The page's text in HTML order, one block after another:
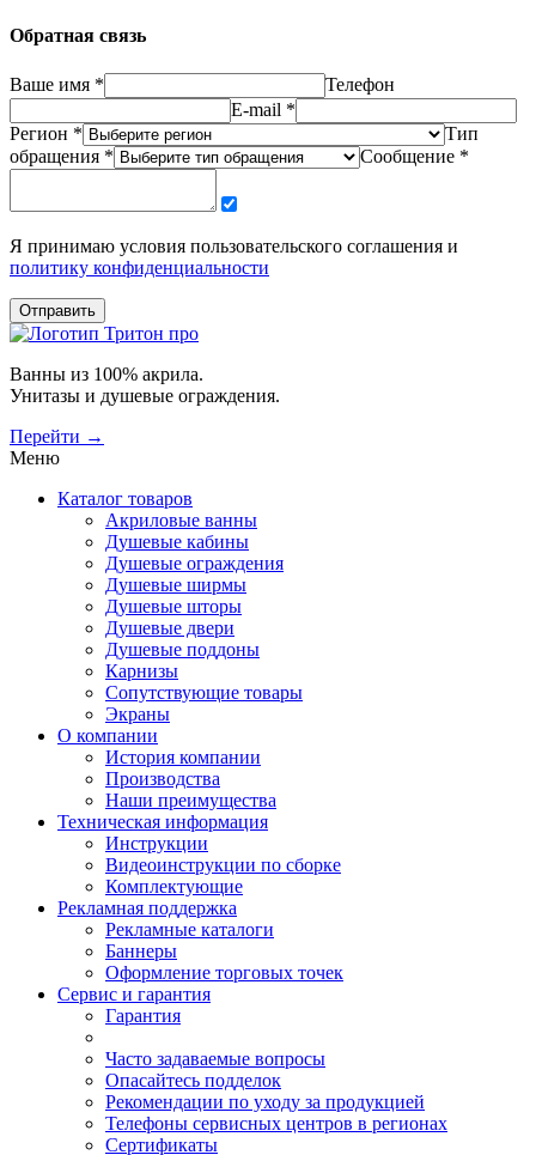
Обратная связь
Ваше имя *
Телефон
E-mail *
Регион *
Тип
обращения *
Сообщение *
Я принимаю условия пользовательского соглашения и
политику конфиденциальности
Отправить
Ванны из 100% акрила.
Унитазы и душевые ограждения.
Перейти →
Меню
Каталог товаров
Акриловые ванны
Душевые кабины
Душевые ограждения
Душевые ширмы
Душевые шторы
Душевые двери
Душевые поддоны
Карнизы
Сопутствующие товары
Экраны
О компании
История компании
Производства
Наши преимущества
Техническая информация
Инструкции
Видеоинструкции по сборке
Комплектующие
Рекламная поддержка
Рекламные каталоги
Баннеры
Оформление торговых точек
Сервис и гарантия
Гарантия
Часто задаваемые вопросы
Опасайтесь подделок
Рекомендации по уходу за продукцией
Телефоны сервисных центров в регионах
Сертификаты